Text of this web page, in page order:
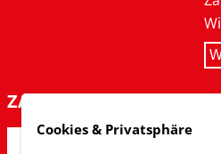
ZAHLARTEN
Cookies & Privatsphäre